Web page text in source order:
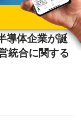
導体企業が誕
統合に関する